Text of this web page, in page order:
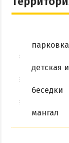
детская
беседки
мангал